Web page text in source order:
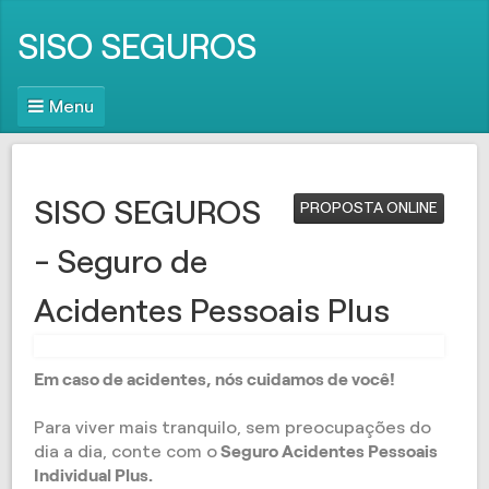
SISO SEGUROS
Menu
PROPOSTA ONLINE
SISO SEGUROS
- Seguro de
Acidentes Pessoais Plus
Em caso de acidentes, nós cuidamos de você!
Para viver mais tranquilo, sem preocupações do
dia a dia, conte com oSeguro Acidentes Pessoais
Individual Plus.